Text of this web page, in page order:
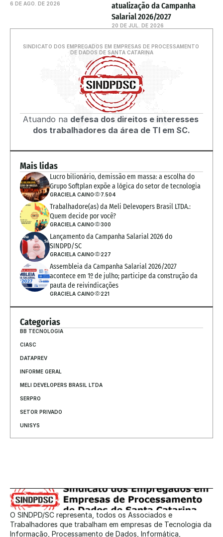
6 DE AGO. DE 2026
atualização da Campanha
Salarial 2026/2027
20 DE JUL. DE 2026
SINDICATO DOS EMPREGADOS EM EMPRESAS DE PROCESSAMENTO
DE DADOS DE SANTA CATARINA
Atuando na defesa dos direitos e interesses
dos trabalhadores da área de TI em SC.
Mais lidas
Lucro bilionário, demissão em massa: a escolha do
Grupo Softplan expõe a lógica do setor de tecnologia
GRACIELA CAINO 7.504
Trabalhadore(as) da Meli Delevopers Brasil LTDA.:
Quem decide por você?
GRACIELA CAINO 300
Lançamento da Campanha Salarial 2026 do
SINDPD/SC
GRACIELA CAINO 227
Assembleia da Campanha Salarial 2026/2027
acontece em 1º de julho; participe da construção da
pauta de reivindicações
GRACIELA CAINO 221
Categorias
BB TECNOLOGIA
CIASC
DATAPREV
INFORME GERAL
MELI DEVELOPERS BRASIL LTDA
SERPRO
SETOR PRIVADO
UNISYS
O SINDPD/SC representa, todos os Associados e
Trabalhadores que trabalham em empresas de Tecnologia da
Informação, Processamento de Dados, Informática,